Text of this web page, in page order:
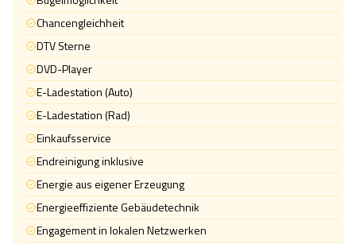
Chancengleichheit
DTV Sterne
DVD-Player
E-Ladestation (Auto)
E-Ladestation (Rad)
Einkaufsservice
Endreinigung inklusive
Energie aus eigener Erzeugung
Energieeffiziente Gebäudetechnik
Engagement in lokalen Netzwerken